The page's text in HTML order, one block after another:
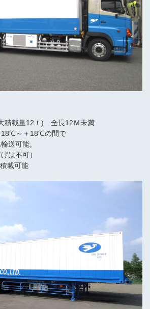
積載量12ｔ) 全長12Ｍ未満
18℃～＋18℃の間で
送可能。
は不可）
載可能